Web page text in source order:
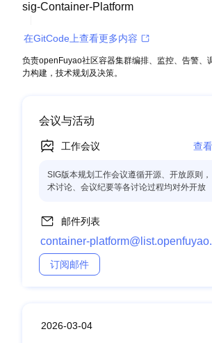
sig-Container-Platform
在GitCode上查看更多内容
负责openFuyao社区容器集群编排、监控、告警、
力构建，技术规划及决策。
会议与活动
工作会议 查
SIG版本规划工作会议遵循开源、开放原则
术讨论、会议纪要等各讨论过程均对外开放
邮件列表
container-
订阅邮件